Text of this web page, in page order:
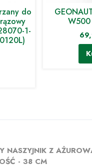
do
1-
W500
NASZYJNIK Z
- 38 CM